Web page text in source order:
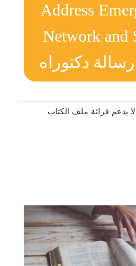
Address
Network and
يدعم قرائة ملف الكتاب